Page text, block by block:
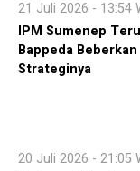
21 Juli 2026 - 13:54
IPM Sumenep
Bappeda Beberkan
Strateginya
20 Juli 2026 - 21:05